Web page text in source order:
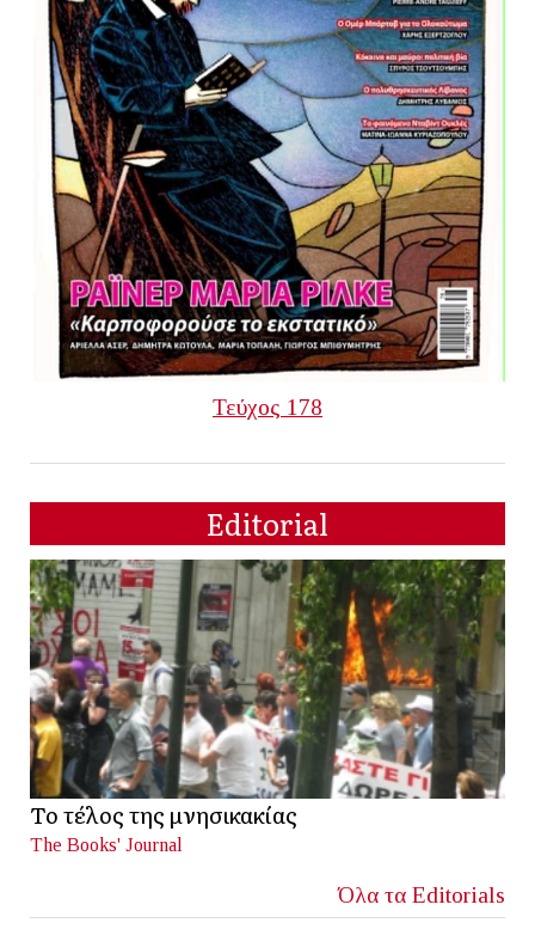
Τεύχος 178
Editorial
Το τέλος της μνησικακίας
The Books' Journal
Όλα τα Editorials